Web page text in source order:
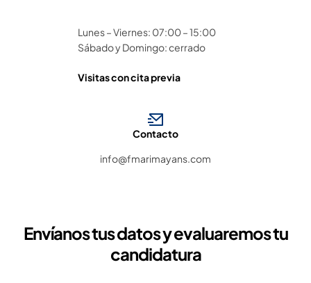
Lunes – Viernes: 07:00 – 15:00
Sábado y Domingo: cerrado
Visitas con cita previa
Contacto
info@fmarimayans.com
Envíanos tus datos y evaluaremos tu
candidatura